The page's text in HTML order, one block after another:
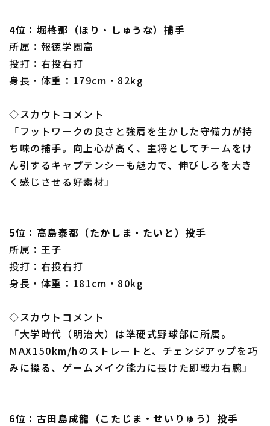
4位：堀柊那（ほり・しゅうな）捕手
所属：報徳学園高
投打：右投右打
身長・体重：179cm・82kg
◇スカウトコメント
「フットワークの良さと強肩を生かした守備力が持
ち味の捕手。向上心が高く、主将としてチームをけ
ん引するキャプテンシーも魅力で、伸びしろを大き
く感じさせる好素材」
5位：高島泰都（たかしま・たいと）投手
所属：王子
投打：右投右打
身長・体重：181cm・80kg
◇スカウトコメント
「大学時代（明治大）は準硬式野球部に所属。
MAX150km/hのストレートと、チェンジアップを巧
みに操る、ゲームメイク能力に長けた即戦力右腕」
6位：古田島成龍（こたじま・せいりゅう）投手